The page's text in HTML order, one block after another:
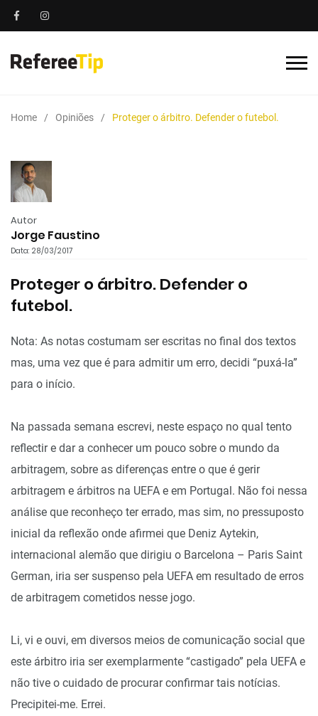
Home Opiniões Proteger o árbitro. Defender o futebol.
Autor
Jorge Faustino
Data: 28/03/2017
Proteger o árbitro. Defender o
futebol.
Nota: As notas costumam ser escritas no final dos textos
mas, uma vez que é para admitir um erro, decidi “puxá-la”
para o início.
Na passada semana escrevi, neste espaço no qual tento
reflectir e dar a conhecer um pouco sobre o mundo da
arbitragem, sobre as diferenças entre o que é gerir
arbitragem e árbitros na UEFA e em Portugal. Não foi nessa
análise que reconheço ter errado, mas sim, no pressuposto
inicial da reflexão onde afirmei que Deniz Aytekin,
internacional alemão que dirigiu o Barcelona – Paris Saint
German, iria ser suspenso pela UEFA em resultado de erros
de arbitragem cometidos nesse jogo.
Li, vi e ouvi, em diversos meios de comunicação social que
este árbitro iria ser exemplarmente “castigado” pela UEFA e
não tive o cuidado de procurar confirmar tais notícias.
Precipitei-me. Errei.